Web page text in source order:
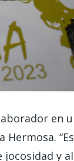
en
Hermosa.
jocosidad y